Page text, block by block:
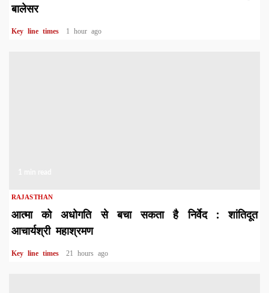
बालेसर
Key line times 1 hour ago
RAJASTHAN
आत्मा को अधोगति से बचा सकता है निर्वेद : शांतिदूत
आचार्यश्री महाश्रमण
Key line times 21 hours ago